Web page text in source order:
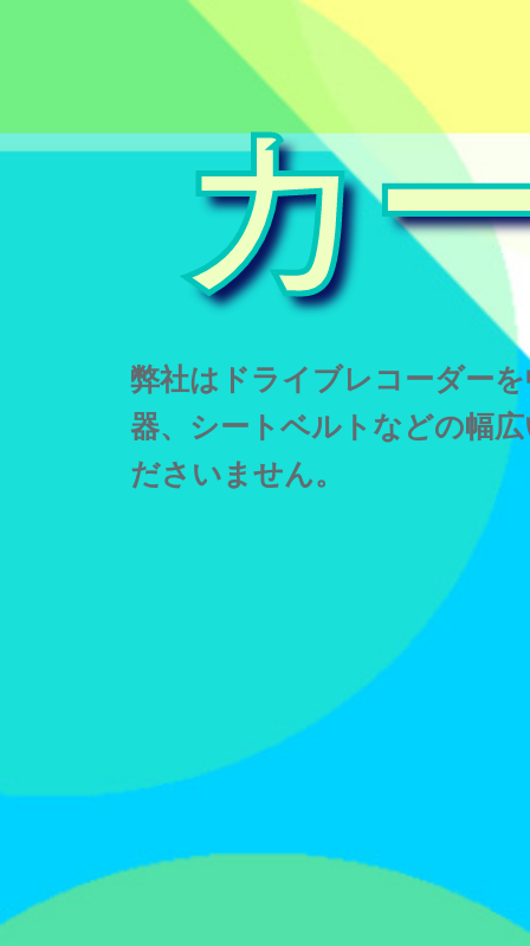
カ
弊社はドライブレコーダー
器、シートベルトなどの幅
ださいません。